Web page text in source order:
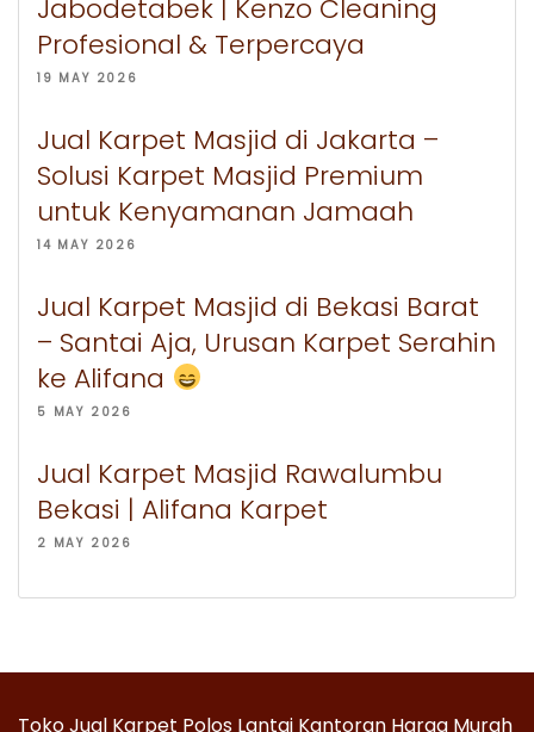
Jabodetabek | Kenzo Cleaning
Profesional & Terpercaya
19 MAY 2026
Jual Karpet Masjid di Jakarta –
Solusi Karpet Masjid Premium
untuk Kenyamanan Jamaah
14 MAY 2026
Jual Karpet Masjid di Bekasi Barat
– Santai Aja, Urusan Karpet Serahin
ke Alifana
5 MAY 2026
Jual Karpet Masjid Rawalumbu
Bekasi | Alifana Karpet
2 MAY 2026
Toko Jual Karpet Polos Lantai Kantoran Harga Murah